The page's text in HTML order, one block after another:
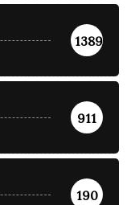
1389
911
190